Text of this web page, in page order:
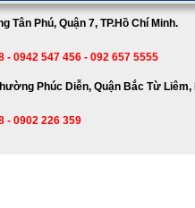
Phú, Quận 7, TP.Hồ Chí Minh.
- 0942 547 456 - 092 657 5555
Phúc Diễn, Quận Bắc Từ Liêm,
- 0902 226 359